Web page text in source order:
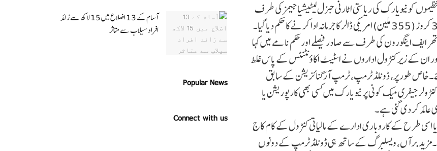
کو نیویارک کی ریاستی اٹارنی جنرل لیٹیشیا جیمز کی طرف
سے درج کرائے گئے بزنس فراڈ کے مقدمہ میں جمعہ کے روز 35.5 کروڑ (355 ملین) امریکی ڈالر کا جرمانہ ادا کرنے کا حکم دیا گیا۔
ایف اینگورون کی طرف سے صادر فیصلے اور حکم نامے میں کہا
ان کے زیر کنٹرول اداروں نے اسٹیٹ اکاؤنٹنٹس کے پاس غلط
طور پر، ڈونلڈ ٹرمپ، ٹرمپ آرگنائزیشن کے سابق
جیفری میک کونی پر نیویارک میں کسی بھی کارپوریشن یا
عائد کر دی گئی ہے۔
اسی طرح کے کاروباری ادارے کے مالیاتی کنٹرول کے کام کاج
برآں، ویسلبرگ کے ساتھ ہی ڈونلڈ ٹرمپ کے دونوں
آسام کے 13 اضلاع میں 15 لاکھ سے زائد
افراد سیلاب سے متاثر
Popular News
Connect with us